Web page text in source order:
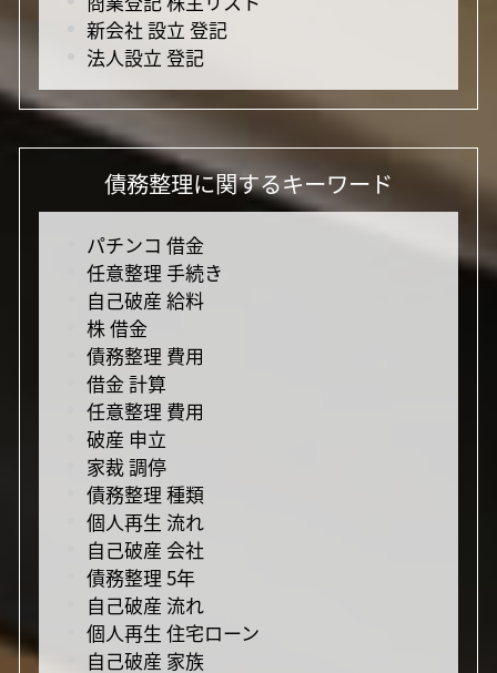
新会社 設立 登記
法人設立 登記
債務整理に関するキーワード
パチンコ 借金
任意整理 手続き
自己破産 給料
株 借金
債務整理 費用
借金 計算
任意整理 費用
破産 申立
家裁 調停
債務整理 種類
個人再生 流れ
自己破産 会社
債務整理 5年
自己破産 流れ
個人再生 住宅ローン
自己破産 家族